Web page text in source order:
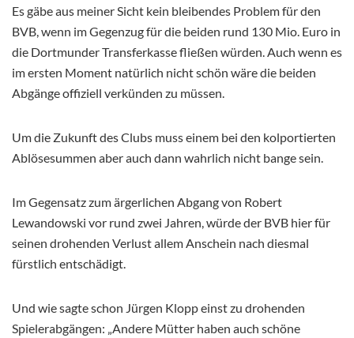
Es gäbe aus meiner Sicht kein bleibendes Problem für den
BVB, wenn im Gegenzug für die beiden rund 130 Mio. Euro in
die Dortmunder Transferkasse fließen würden. Auch wenn es
im ersten Moment natürlich nicht schön wäre die beiden
Abgänge offiziell verkünden zu müssen.
Um die Zukunft des Clubs muss einem bei den kolportierten
Ablösesummen aber auch dann wahrlich nicht bange sein.
Im Gegensatz zum ärgerlichen Abgang von Robert
Lewandowski vor rund zwei Jahren, würde der BVB hier für
seinen drohenden Verlust allem Anschein nach diesmal
fürstlich entschädigt.
Und wie sagte schon Jürgen Klopp einst zu drohenden
Spielerabgängen: „Andere Mütter haben auch schöne